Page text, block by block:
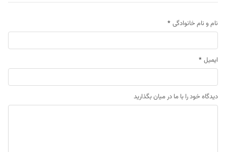
نام و نام خانوادگی *
ایمیل *
دیدگاه خود را با ما در میان بگذارید